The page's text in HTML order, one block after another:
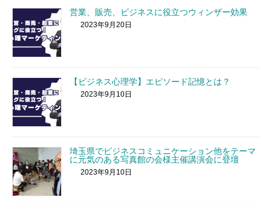
営業、販売、ビジネスに役立つウィンザー効果
2023年9月20日
【ビジネス心理学】エピソード記憶とは？
2023年9月10日
埼玉県でビジネスコミュニケーション他をテーマ
に元気のある写真館の会様主催講演会に登壇
2023年9月10日